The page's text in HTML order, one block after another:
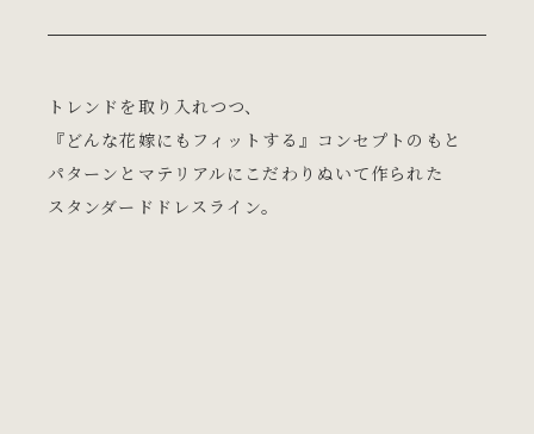
トレンドを取り入れつつ、
『どんな花嫁にもフィットする』コンセプトのもと
パターンとマテリアルにこだわりぬいて作られた
スタンダードドレスライン。